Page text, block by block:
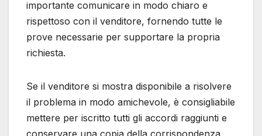
importante comunicare in modo chiaro e
rispettoso con il venditore, fornendo tutte le
prove necessarie per supportare la propria
richiesta.
Se il venditore si mostra disponibile a risolvere
il problema in modo amichevole, è consigliabile
mettere per iscritto tutti gli accordi raggiunti e
conservare una copia della corrispondenza